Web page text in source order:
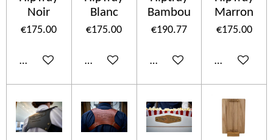
Noir
€175.00
Add to cart
Blanc
€175.00
Add to cart
Bambou
€190.77
Add to cart
Marron
€175.00
Add to cart